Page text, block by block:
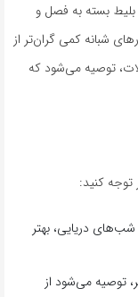
بسته به فصل و
شبانه کمی گران‌تر از
توصیه می‌شود که
توجه کنید:
دریایی، بهتر
توصیه می‌شود از